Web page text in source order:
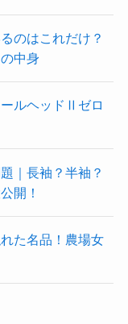
のはこれだけ？
中身
ールヘッドⅡゼロ
｜長袖？半袖？
開！
た名品！農場女